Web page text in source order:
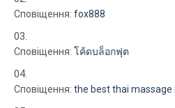
Сповіщення: fox888
Сповіщення: โค้ดบล็อกฟุต
Сповіщення: the best thai massage